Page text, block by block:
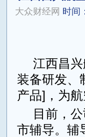
大众财经网 时间
江西昌
装备研发、
产品]，为
目前，
市辅导。辅